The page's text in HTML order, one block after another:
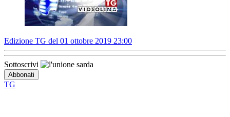
Edizione TG del 01 ottobre 2019 23:00
Sottoscrivi
TG